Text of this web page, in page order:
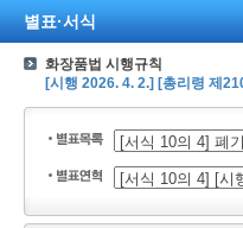
별표·서식
화장품법 시행규칙
[시행 2026. 4. 2.] [총리령 제